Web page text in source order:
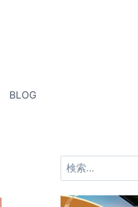
BLOG
検
索: